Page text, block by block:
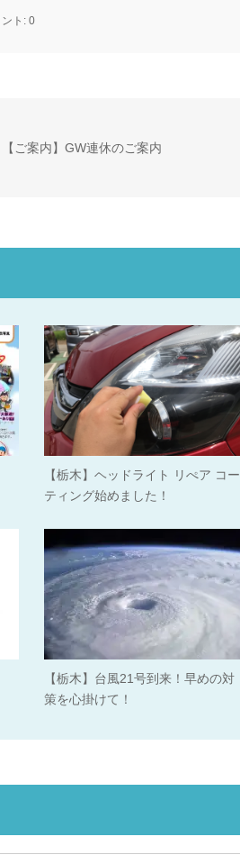
ント: 0
【ご案内】GW連休のご案内
【栃木】ヘッドライト リぺア コー
ティング始めました！
【栃木】台風21号到来！早めの対
策を心掛けて！